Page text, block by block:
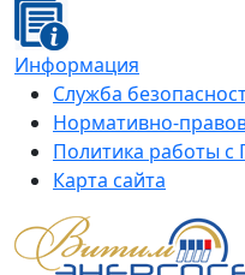
Информация
Служба
Нормативно-
Политика работы с
Карта сайта